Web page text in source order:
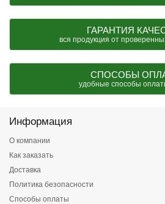
ГАРАНТИЯ
вся продукция от
СПОСОБЫ
удобные способы
Информация
О компании
Как заказать
Доставка
Политика безопасности
Способы оплаты